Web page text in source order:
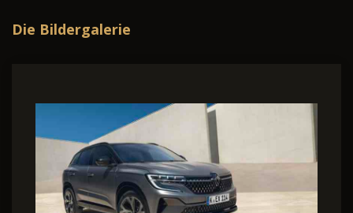
Die Bildergalerie